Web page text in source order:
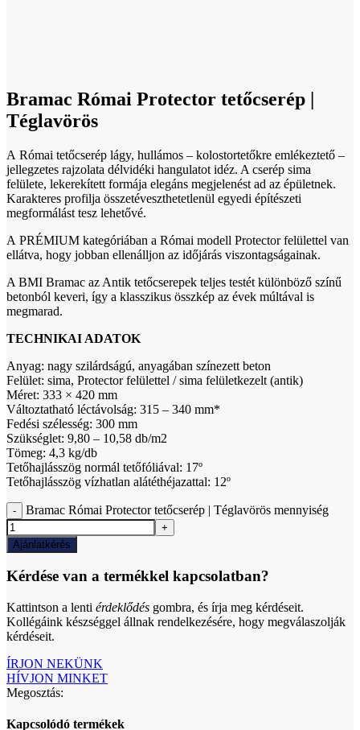
Bramac Római Protector tetőcserép |
Téglavörös
A Római tetőcserép lágy, hullámos – kolostortetőkre emlékeztető –
jellegzetes rajzolata délvidéki hangulatot idéz. A cserép sima
felülete, lekerekített formája elegáns megjelenést ad az épületnek.
Karakteres profilja összetéveszthetetlenül egyedi építészeti
megformálást tesz lehetővé.
A PRÉMIUM kategóriában a Római modell Protector felülettel van
ellátva, hogy jobban ellenálljon az időjárás viszontagságainak.
A BMI Bramac az Antik tetőcserepek teljes testét különböző színű
betonból keveri, így a klasszikus összkép az évek múltával is
megmarad.
TECHNIKAI ADATOK
Anyag: nagy szilárdságú, anyagában színezett beton
Felület: sima, Protector felülettel / sima felületkezelt (antik)
Méret: 333 × 420 mm
Változtatható léctávolság: 315 – 340 mm*
Fedési szélesség: 300 mm
Szükséglet: 9,80 – 10,58 db/m2
Tömeg: 4,3 kg/db
Tetőhajlásszög normál tetőfóliával: 17º
Tetőhajlásszög vízhatlan alátéthéjazattal: 12º
Bramac Római Protector tetőcserép | Téglavörös mennyiség
Ajánlatkérés
Kérdése van a termékkel kapcsolatban?
Kattintson a lenti érdeklődés gombra, és írja meg kérdéseit.
Kollégáink készséggel állnak rendelkezésére, hogy megválaszolják
kérdéseit.
ÍRJON NEKÜNK
HÍVJON MINKET
Megosztás:
Kapcsolódó termékek